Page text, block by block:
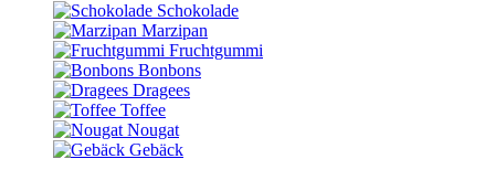
Schokolade
Marzipan
Fruchtgummi
Bonbons
Dragees
Toffee
Nougat
Gebäck